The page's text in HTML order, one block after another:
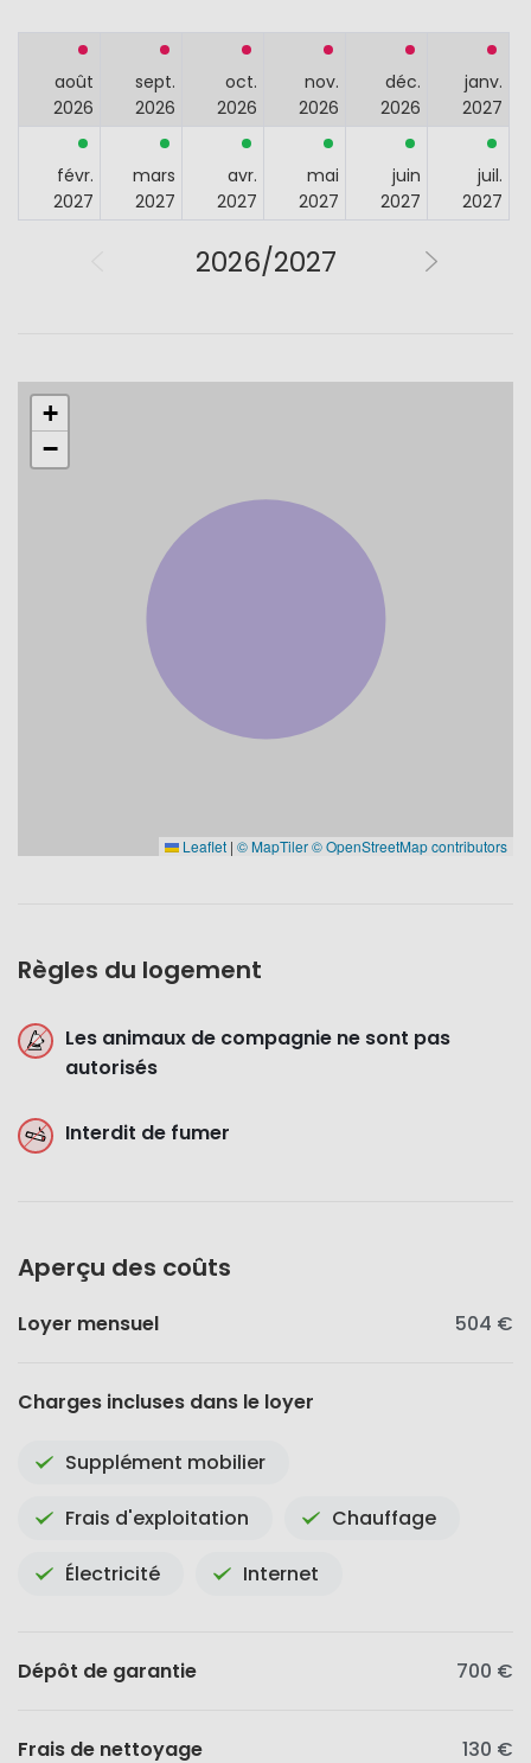
août
2026
sept.
2026
oct.
2026
nov.
2026
déc.
2026
janv.
2027
févr.
2027
mars
2027
avr.
2027
mai
2027
juin
2027
juil.
2027
2026/2027
+
−
Leaflet | © MapTiler© OpenStreetMap contributors
Règles du logement
Les animaux de compagnie ne sont pas
autorisés
Interdit de fumer
Aperçu des coûts
Loyer mensuel 504 €
Charges incluses dans le loyer
Supplément mobilier
Frais d'exploitation Chauffage
Électricité Internet
Dépôt de garantie 700 €
Frais de nettoyage 130 €